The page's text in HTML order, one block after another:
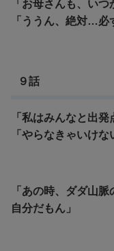
「お母さんも、いつ
「ううん、絶対…必
９話
「私はみんなと出
「やらなきゃいけな
「あの時、ダダ山
自分だもん」